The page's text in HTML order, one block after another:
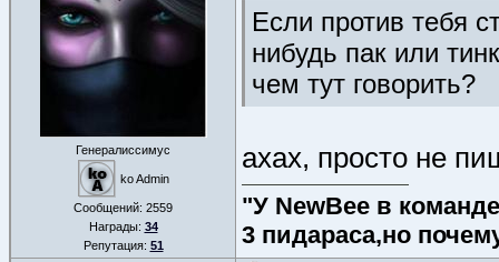
Генералиссимус
ko Admin
Сообщений: 2559
Награды: 34
Репутация: 51
Если против тебя
нибудь пак или
чем тут говорить?
ахах, просто не
"У NewBee в
3 пидараса,но